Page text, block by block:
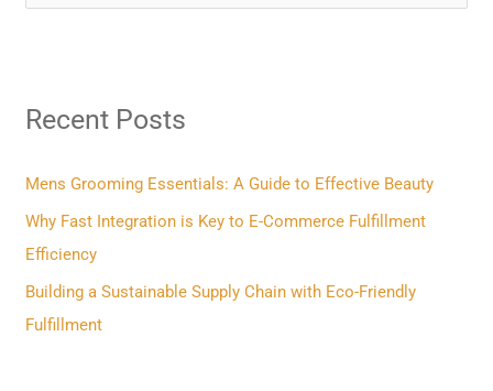
c
f
o
r
:
Recent Posts
Mens Grooming Essentials: A Guide to Effective Beauty
Why Fast Integration is Key to E-Commerce Fulfillment
Efficiency
Building a Sustainable Supply Chain with Eco-Friendly
Fulfillment